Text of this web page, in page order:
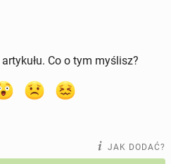
Co o tym myślisz?
JAK DODAĆ?